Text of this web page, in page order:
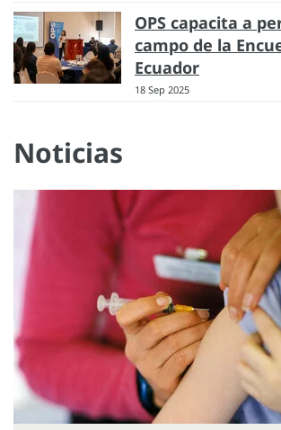
OPS capacita a
campo de la
Ecuador
18 Sep 2025
Noticias